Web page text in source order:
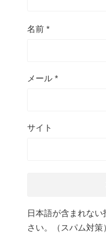
名前 *
メール *
サイト
日本語が含まれな
さい。（スパム対策）